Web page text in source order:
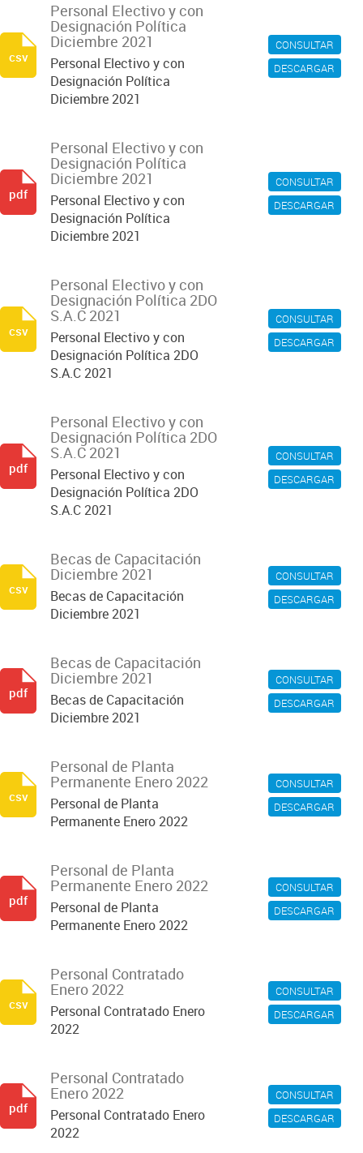
CONSULTAR
DESCARGAR
Personal Electivo y con
Designación Política
Diciembre 2021
Personal Electivo y con
Designación Política
Diciembre 2021
csv
CONSULTAR
DESCARGAR
Personal Electivo y con
Designación Política
Diciembre 2021
Personal Electivo y con
Designación Política
Diciembre 2021
pdf
CONSULTAR
DESCARGAR
Personal Electivo y con
Designación Política 2DO
S.A.C 2021
Personal Electivo y con
Designación Política 2DO
S.A.C 2021
csv
CONSULTAR
DESCARGAR
Personal Electivo y con
Designación Política 2DO
S.A.C 2021
Personal Electivo y con
Designación Política 2DO
S.A.C 2021
pdf
CONSULTAR
DESCARGAR
Becas de Capacitación
Diciembre 2021
Becas de Capacitación
Diciembre 2021
csv
CONSULTAR
DESCARGAR
Becas de Capacitación
Diciembre 2021
Becas de Capacitación
Diciembre 2021
pdf
CONSULTAR
DESCARGAR
Personal de Planta
Permanente Enero 2022
Personal de Planta
Permanente Enero 2022
csv
CONSULTAR
DESCARGAR
Personal de Planta
Permanente Enero 2022
Personal de Planta
Permanente Enero 2022
pdf
CONSULTAR
DESCARGAR
Personal Contratado
Enero 2022
Personal Contratado Enero
2022
csv
CONSULTAR
DESCARGAR
Personal Contratado
Enero 2022
Personal Contratado Enero
2022
pdf